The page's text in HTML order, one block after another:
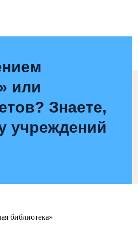
или
Знаете,
учреждений
библиотека»